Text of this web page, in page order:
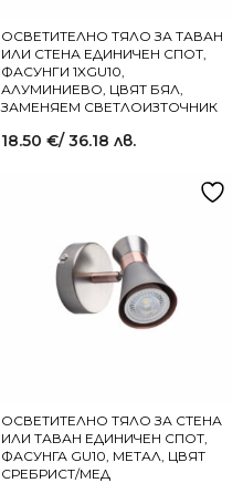
ОСВЕТИТЕЛНО ТЯЛО ЗА ТАВАН
ИЛИ СТЕНА ЕДИНИЧЕН СПОТ,
ФАСУНГИ 1XGU10,
АЛУМИНИЕВО, ЦВЯТ БЯЛ,
ЗАМЕНЯЕМ СВЕТЛОИЗТОЧНИК
18.50 €/ 36.18 лв.
ОСВЕТИТЕЛНО ТЯЛО ЗА СТЕНА
ИЛИ ТАВАН ЕДИНИЧЕН СПОТ,
ФАСУНГА GU10, МЕТАЛ, ЦВЯТ
СРЕБРИСТ/МЕД